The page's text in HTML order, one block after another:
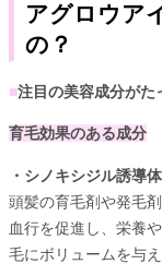
アグロウア
の？
■注目の美容成分がた
育毛効果のある成分
・シノキシジル誘導体
頭髪の育毛剤や発毛
血行を促進し、栄養
毛にボリュームを与